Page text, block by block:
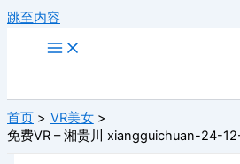
跳至内容
首页
VR美女
免费VR – 湘贵川 xiangguichuan-24-